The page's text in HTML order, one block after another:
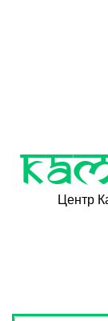
Центр